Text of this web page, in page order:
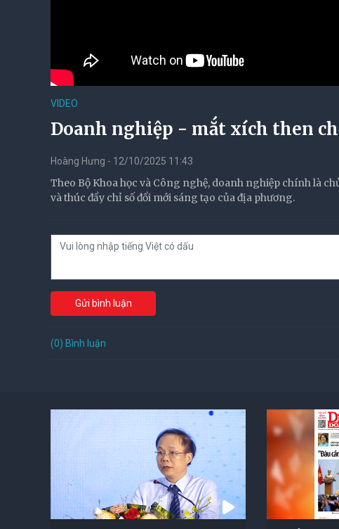
VIDEO
Doanh nghiệp - mắt xích then
Hoàng Hưng - 12/10/2025 11:43
Theo Bộ Khoa học và Công nghệ, doanh nghiệp chính là
và thúc đẩy chỉ số đổi mới sáng tạo của địa phương.
Gửi bình luận
(0) Bình luận